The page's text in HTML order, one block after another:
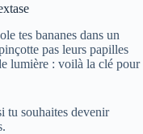
tes bananes dans un
pas leurs papilles
lumière : voilà la clé pour
tu souhaites devenir